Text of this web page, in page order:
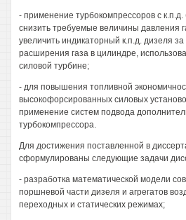
- применение турбокомпрессоров с
снизить требуемые величины давления
увеличить индикаторный к.п.д. дизеля
расширения газа в цилиндре,
силовой турбине;
- для повышения топливной
высокофорсированных силовых
применение систем подвода
турбокомпрессора.
Для достижения поставленной в
сформулированы следующие задачи
- разработка математической модели
поршневой части дизеля и агрегатов
переходных и статических режимах;